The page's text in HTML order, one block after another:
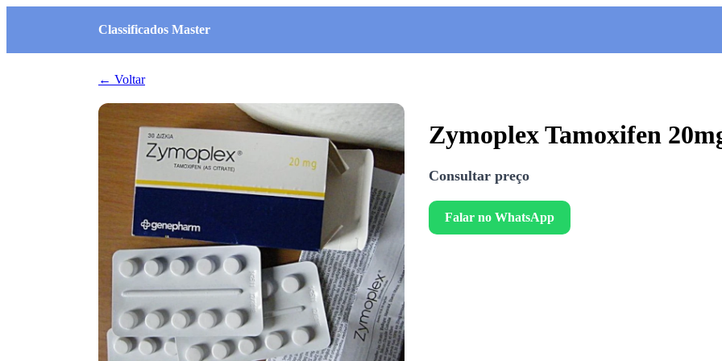
Classificados Master
← Voltar
Zymoplex Tamoxifen
Consultar preço
Falar no WhatsApp